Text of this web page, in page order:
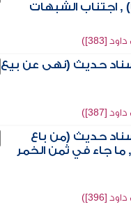
, اجتناب الشبهات
[383])
حديث (نهى عن بيع
[387])
حديث (من باع
ما جاء في ثمن الخمر
[396])